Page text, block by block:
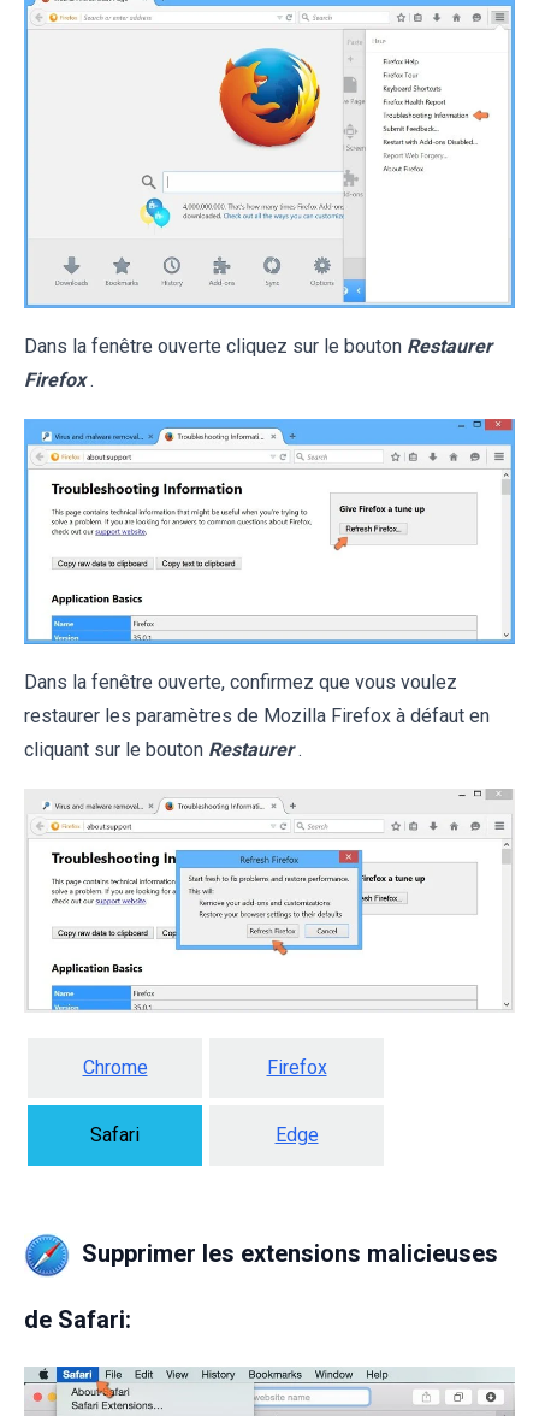
Dans la fenêtre ouverte cliquez sur le bouton Restaurer
Firefox .
Dans la fenêtre ouverte, confirmez que vous voulez
restaurer les paramètres de Mozilla Firefox à défaut en
cliquant sur le bouton Restaurer .
Chrome Firefox
Safari Edge
Supprimer les extensions malicieuses
de Safari: